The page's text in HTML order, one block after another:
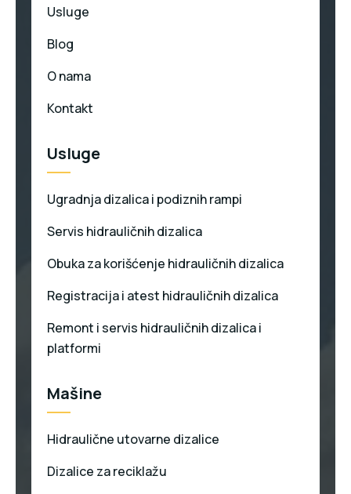
Usluge
Blog
O nama
Kontakt
Usluge
Ugradnja dizalica i podiznih rampi
Servis hidrauličnih dizalica
Obuka za korišćenje hidrauličnih dizalica
Registracija i atest hidrauličnih dizalica
Remont i servis hidrauličnih dizalica i
platformi
Mašine
Hidraulične utovarne dizalice
Dizalice za reciklažu